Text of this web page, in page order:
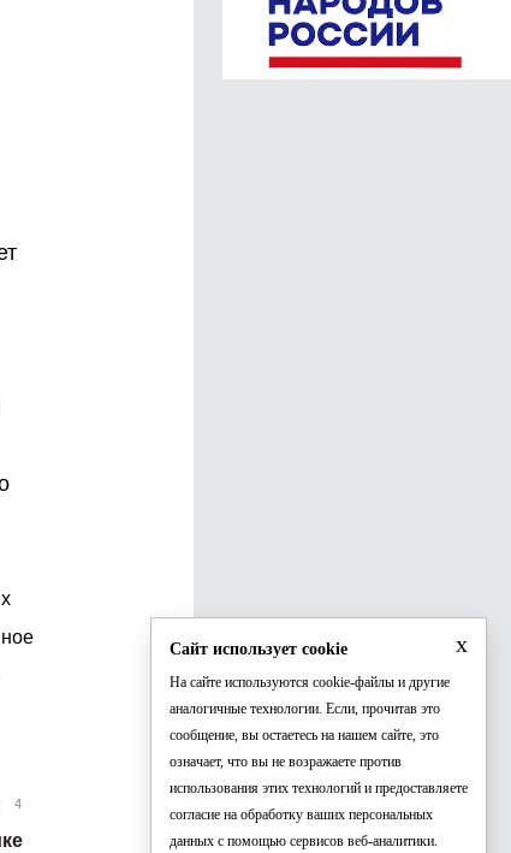
4
x
Сайт использует cookie
На сайте используются cookie-файлы и другие
аналогичные технологии. Если, прочитав это
сообщение, вы остаетесь на нашем сайте, это
означает, что вы не возражаете против
использования этих технологий и предоставляете
согласие на обработку ваших персональных
данных с помощью сервисов веб-аналитики.